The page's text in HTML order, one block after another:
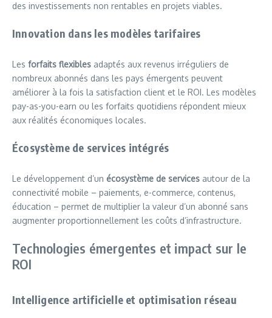
des investissements non rentables en projets viables.
Innovation dans les modèles tarifaires
Les forfaits flexibles adaptés aux revenus irréguliers de
nombreux abonnés dans les pays émergents peuvent
améliorer à la fois la satisfaction client et le ROI. Les modèles
pay-as-you-earn ou les forfaits quotidiens répondent mieux
aux réalités économiques locales.
Écosystème de services intégrés
Le développement d’un écosystème de services autour de la
connectivité mobile – paiements, e-commerce, contenus,
éducation – permet de multiplier la valeur d’un abonné sans
augmenter proportionnellement les coûts d’infrastructure.
Technologies émergentes et impact sur le
ROI
Intelligence artificielle et optimisation réseau